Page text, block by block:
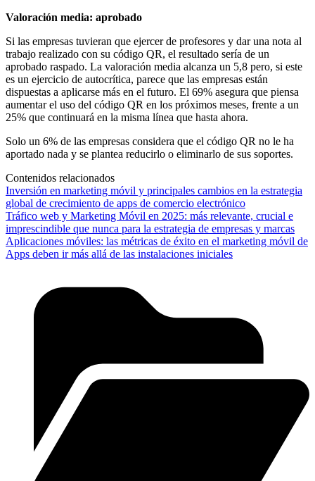
Valoración media: aprobado
Si las empresas tuvieran que ejercer de profesores y dar una nota al
trabajo realizado con su código QR, el resultado sería de un
aprobado raspado. La valoración media alcanza un 5,8 pero, si este
es un ejercicio de autocrítica, parece que las empresas están
dispuestas a aplicarse más en el futuro. El 69% asegura que piensa
aumentar el uso del código QR en los próximos meses, frente a un
25% que continuará en la misma línea que hasta ahora.
Solo un 6% de las empresas considera que el código QR no le ha
aportado nada y se plantea reducirlo o eliminarlo de sus soportes.
Contenidos relacionados
Inversión en marketing móvil y principales cambios en la estrategia
global de crecimiento de apps de comercio electrónico
Tráfico web y Marketing Móvil en 2025: más relevante, crucial e
imprescindible que nunca para la estrategia de empresas y marcas
Aplicaciones móviles: las métricas de éxito en el marketing móvil de
Apps deben ir más allá de las instalaciones iniciales